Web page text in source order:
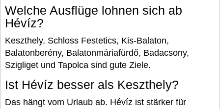
Welche Ausflüge lohnen sich ab
Hévíz?
Keszthely, Schloss Festetics, Kis-Balaton,
Balatonberény, Balatonmáriafürdő, Badacsony,
Szigliget und Tapolca sind gute Ziele.
Ist Hévíz besser als Keszthely?
Das hängt vom Urlaub ab. Hévíz ist stärker für